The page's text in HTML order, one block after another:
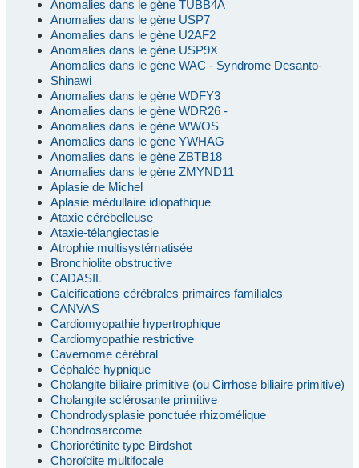
Anomalies dans le gène TUBB4A
Anomalies dans le gène USP7
Anomalies dans le gène U2AF2
Anomalies dans le gène USP9X
Anomalies dans le gène WAC - Syndrome Desanto-
Shinawi
Anomalies dans le gène WDFY3
Anomalies dans le gène WDR26 -
Anomalies dans le gène WWOS
Anomalies dans le gène YWHAG
Anomalies dans le gène ZBTB18
Anomalies dans le gène ZMYND11
Aplasie de Michel
Aplasie médullaire idiopathique
Ataxie cérébelleuse
Ataxie-télangiectasie
Atrophie multisystématisée
Bronchiolite obstructive
CADASIL
Calcifications cérébrales primaires familiales
CANVAS
Cardiomyopathie hypertrophique
Cardiomyopathie restrictive
Cavernome cérébral
Céphalée hypnique
Cholangite biliaire primitive (ou Cirrhose biliaire primitive)
Cholangite sclérosante primitive
Chondrodysplasie ponctuée rhizomélique
Chondrosarcome
Choriorétinite type Birdshot
Choroïdite multifocale